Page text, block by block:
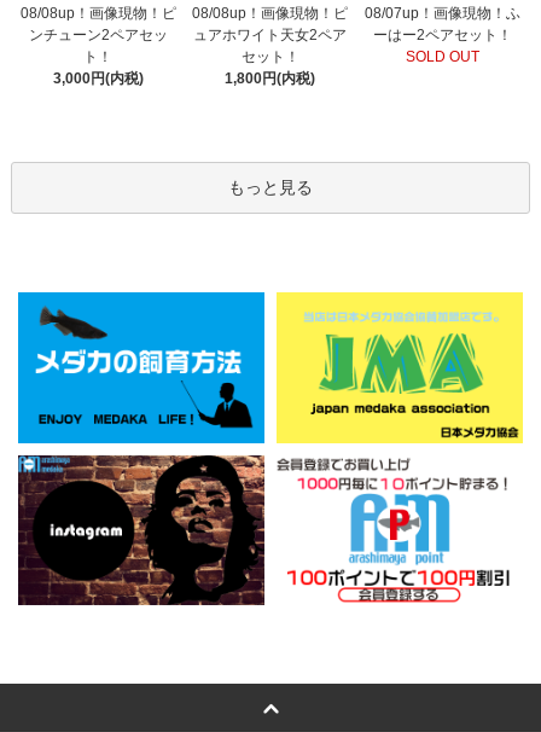
08/08up！画像現物！ピ
ンチューン2ペアセッ
ト！
3,000円(内税)
08/08up！画像現物！ピ
ュアホワイト天女2ペア
セット！
1,800円(内税)
08/07up！画像現物！ふ
ーはー2ペアセット！
SOLD OUT
もっと見る